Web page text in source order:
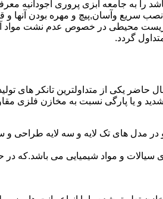
را به جامعه آبزی پروری آجودانیه
وآسان,پیچ و مهره بودن آنها و
محیطی در خصوص عدم نشت مواد
گردد.
حاضر یکی از متداولترین تانکر های
و یا پارگی نسبت به مخازن فلزی
در مدل های تک لایه و سه لایه طراحی
سیالات و مواد شیمیایی می